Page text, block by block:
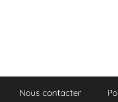
Nous contacter